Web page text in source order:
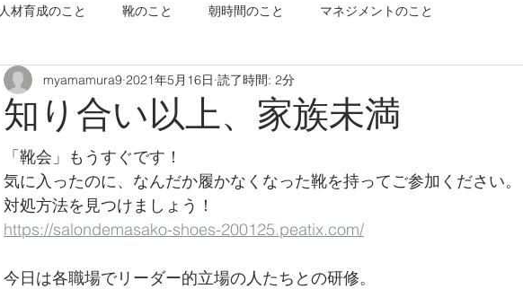
人材育成のこと 靴のこと 朝時間のこと マネジメントのこと
知り合い以上、家族未満
myamamura9 2021年5月16日 読了時間: 2分
「靴会」もうすぐです！
気に入ったのに、なんだか履かなくなった靴を持ってご参加ください。
対処方法を見つけましょう！
https://salondemasako-shoes-200125.peatix.com/
今日は各職場でリーダー的立場の人たちとの研修。